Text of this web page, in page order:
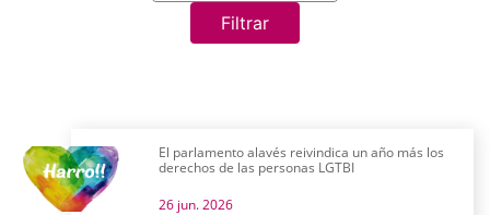
Filtrar
El parlamento alavés reivindica un año más los
derechos de las personas LGTBI
26 jun. 2026